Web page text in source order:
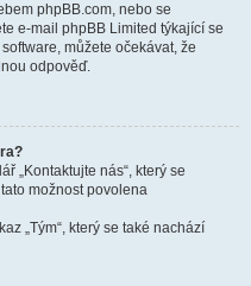
phpBB.com, nebo se
e-mail phpBB Limited týkající se
můžete očekávat, že
odpověď.
„Kontaktujte nás“, který se
možnost povolena
„Tým“, který se také nachází